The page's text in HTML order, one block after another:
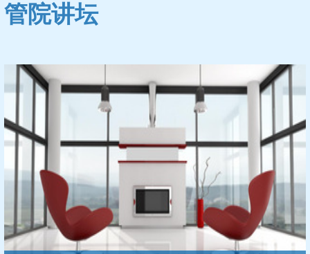
管院讲坛